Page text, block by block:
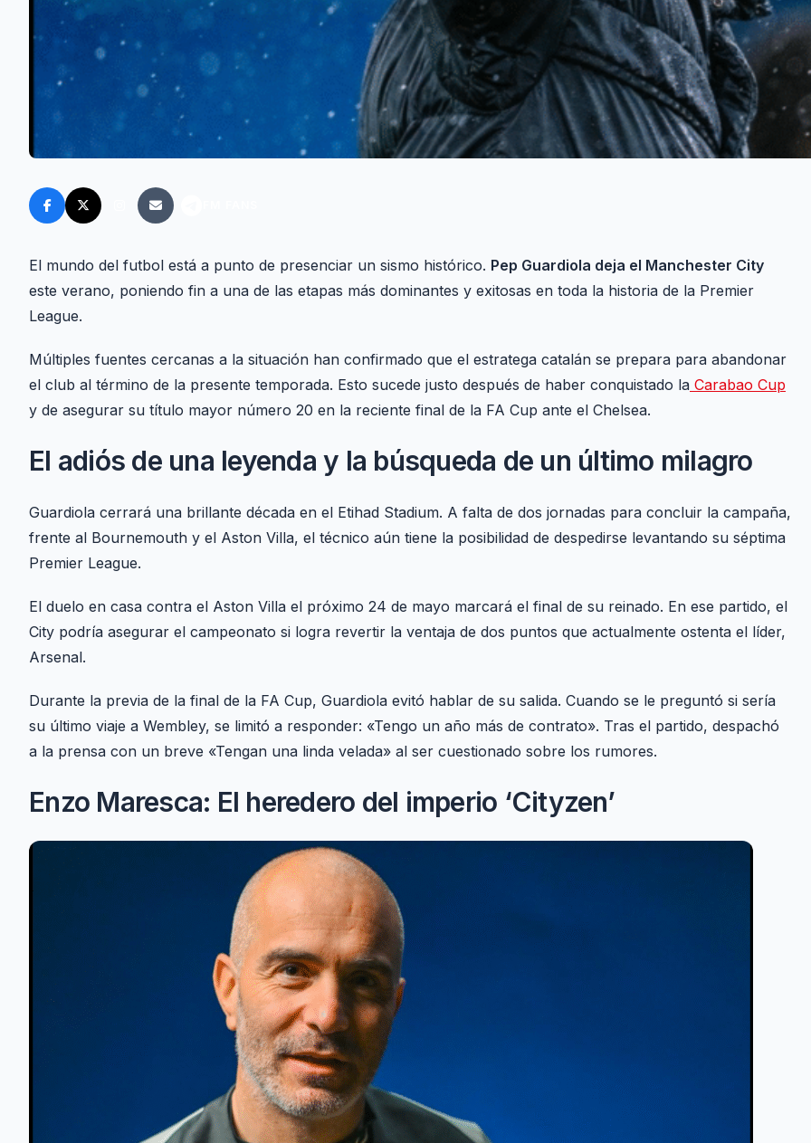
El mundo del futbol está a punto de presenciar un sismo histórico. Pep Guardiola deja el Manchester City
este verano, poniendo fin a una de las etapas más dominantes y exitosas en toda la historia de la Premier
League.
Múltiples fuentes cercanas a la situación han confirmado que el estratega catalán se prepara para abandonar
el club al término de la presente temporada. Esto sucede justo después de haber conquistado la Carabao Cup
y de asegurar su título mayor número 20 en la reciente final de la FA Cup ante el Chelsea.
El adiós de una leyenda y la búsqueda de un último milagro
Guardiola cerrará una brillante década en el Etihad Stadium. A falta de dos jornadas para concluir la campaña,
frente al Bournemouth y el Aston Villa, el técnico aún tiene la posibilidad de despedirse levantando su séptima
Premier League.
El duelo en casa contra el Aston Villa el próximo 24 de mayo marcará el final de su reinado. En ese partido, el
City podría asegurar el campeonato si logra revertir la ventaja de dos puntos que actualmente ostenta el líder,
Arsenal.
Durante la previa de la final de la FA Cup, Guardiola evitó hablar de su salida. Cuando se le preguntó si sería
su último viaje a Wembley, se limitó a responder: «Tengo un año más de contrato». Tras el partido, despachó
a la prensa con un breve «Tengan una linda velada» al ser cuestionado sobre los rumores.
Enzo Maresca: El heredero del imperio ‘Cityzen’